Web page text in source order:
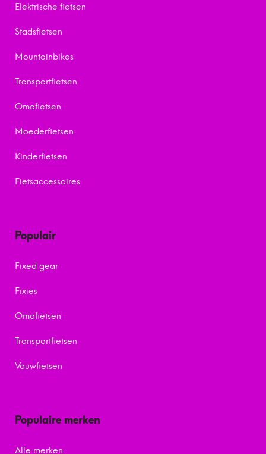
Elektrische fietsen
Stadsfietsen
Mountainbikes
Transportfietsen
Omafietsen
Moederfietsen
Kinderfietsen
Fietsaccessoires
Populair
Fixed gear
Fixies
Omafietsen
Transportfietsen
Vouwfietsen
Populaire merken
Alle merken